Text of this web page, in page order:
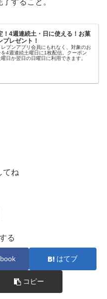
すること。
！4週連続土・日に使える！お菓
レゼント！
ブンアプリ会員にもれなく、対象のお
4週連続土曜日に1枚配信。クーポン
日か翌日の日曜日に利用できます。
てね
る
はてブ
コピー